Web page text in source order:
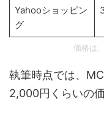
Yahooショッピン
グ
価格は
執筆時点では、
2,000円くらいの